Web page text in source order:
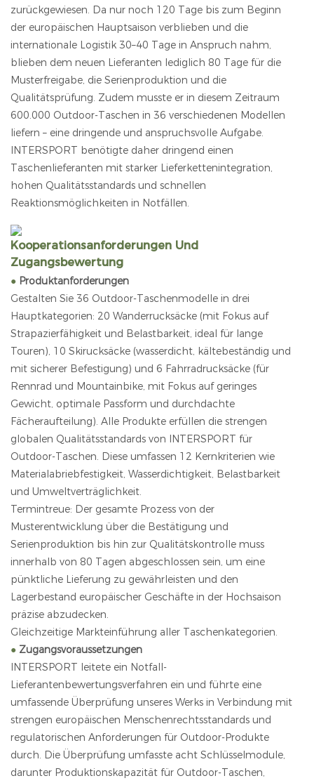
zurückgewiesen. Da nur noch 120 Tage bis zum Beginn
der europäischen Hauptsaison verblieben und die
internationale Logistik 30–40 Tage in Anspruch nahm,
blieben dem neuen Lieferanten lediglich 80 Tage für die
Musterfreigabe, die Serienproduktion und die
Qualitätsprüfung. Zudem musste er in diesem Zeitraum
600.000 Outdoor-Taschen in 36 verschiedenen Modellen
liefern – eine dringende und anspruchsvolle Aufgabe.
INTERSPORT benötigte daher dringend einen
Taschenlieferanten mit starker Lieferkettenintegration,
hohen Qualitätsstandards und schnellen
Reaktionsmöglichkeiten in Notfällen.
Kooperationsanforderungen Und
Zugangsbewertung
● Produktanforderungen
Gestalten Sie 36 Outdoor-Taschenmodelle in drei
Hauptkategorien: 20 Wanderrucksäcke (mit Fokus auf
Strapazierfähigkeit und Belastbarkeit, ideal für lange
Touren), 10 Skirucksäcke (wasserdicht, kältebeständig und
mit sicherer Befestigung) und 6 Fahrradrucksäcke (für
Rennrad und Mountainbike, mit Fokus auf geringes
Gewicht, optimale Passform und durchdachte
Fächeraufteilung). Alle Produkte erfüllen die strengen
globalen Qualitätsstandards von INTERSPORT für
Outdoor-Taschen. Diese umfassen 12 Kernkriterien wie
Materialabriebfestigkeit, Wasserdichtigkeit, Belastbarkeit
und Umweltverträglichkeit.
Termintreue: Der gesamte Prozess von der
Musterentwicklung über die Bestätigung und
Serienproduktion bis hin zur Qualitätskontrolle muss
innerhalb von 80 Tagen abgeschlossen sein, um eine
pünktliche Lieferung zu gewährleisten und den
Lagerbestand europäischer Geschäfte in der Hochsaison
präzise abzudecken.
Gleichzeitige Markteinführung aller Taschenkategorien.
● Zugangsvoraussetzungen
INTERSPORT leitete ein Notfall-
Lieferantenbewertungsverfahren ein und führte eine
umfassende Überprüfung unseres Werks in Verbindung mit
strengen europäischen Menschenrechtsstandards und
regulatorischen Anforderungen für Outdoor-Produkte
durch. Die Überprüfung umfasste acht Schlüsselmodule,
darunter Produktionskapazität für Outdoor-Taschen,